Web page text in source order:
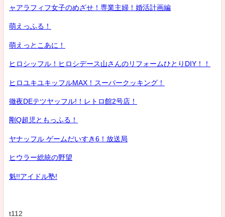
ャアラフィフ女子のめざせ！専業主婦！婚活計画編
萌えっふる！
萌えっとこあに！
ヒロシッフル！ヒロシデース山さんのリフォームひとりDIY！！
ヒロユキユキッフルMAX！スーパークッキング！
徹夜DEテツヤッフル!！レトロ館2号店！
剛Q超児ともっふる！
ヤナッフル ゲームだいすき6！放送局
ヒウラー総統の野望
魁!!アイドル塾!
t112